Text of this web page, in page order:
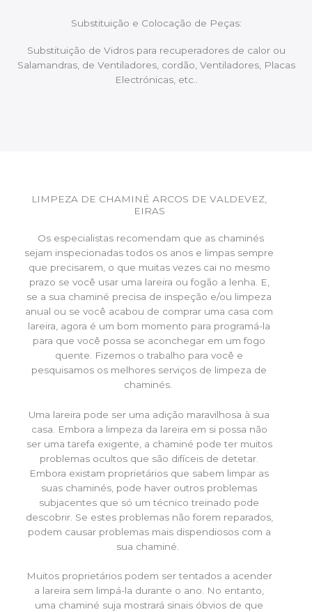
Substituição e Colocação de Peças:
Substituição de Vidros para recuperadores de calor ou
Salamandras, de Ventiladores, cordão, Ventiladores, Placas
Electrónicas, etc..
LIMPEZA DE CHAMINÉ ARCOS DE VALDEVEZ,
EIRAS
Os especialistas recomendam que as chaminés
sejam inspecionadas todos os anos e limpas sempre
que precisarem, o que muitas vezes cai no mesmo
prazo se você usar uma lareira ou fogão a lenha. E,
se a sua chaminé precisa de inspeção e/ou limpeza
anual ou se você acabou de comprar uma casa com
lareira, agora é um bom momento para programá-la
para que você possa se aconchegar em um fogo
quente. Fizemos o trabalho para você e
pesquisamos os melhores serviços de limpeza de
chaminés.
Uma lareira pode ser uma adição maravilhosa à sua
casa. Embora a limpeza da lareira em si possa não
ser uma tarefa exigente, a chaminé pode ter muitos
problemas ocultos que são difíceis de detetar.
Embora existam proprietários que sabem limpar as
suas chaminés, pode haver outros problemas
subjacentes que só um técnico treinado pode
descobrir. Se estes problemas não forem reparados,
podem causar problemas mais dispendiosos com a
sua chaminé.
Muitos proprietários podem ser tentados a acender
a lareira sem limpá-la durante o ano. No entanto,
uma chaminé suja mostrará sinais óbvios de que